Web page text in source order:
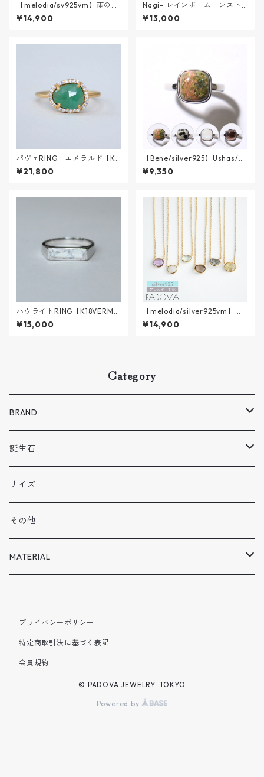
【melodia/sv925vm】雨のあ
しあと || シトリン
¥14,900
Nagi- レインボームーンスト
ーンRING【K18VERMEIL】
¥13,000
パヴェRING エメラルド【K1
8VERMEIL】
¥21,800
【Bene/silver925】Ushas/ウ
シャス SV
¥9,350
ハウライトRING【K18VERMEI
L】
¥15,000
【melodia/silver925vm】雨
のあしあとnecklace || melodi
a SV925
¥14,900
Category
BRAND
Melodia
BENE
VOLN
SPECISL SALE
誕生石
1 月
2月
3月
5月
6月
サイズ
その他
MATERIAL
BRASS
プライバシーポリシー
特定商取引法に基づく表記
会員規約
© PADOVA JEWELRY .TOKYO
Powered by